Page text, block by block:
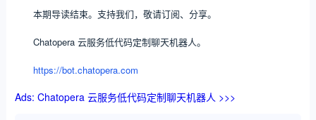
本期导读结束。支持我们，敬请订阅、分享。
Chatopera 云服务低代码定制聊天机器人。
https://bot.chatopera.com
Ads: Chatopera 云服务低代码定制聊天机器人 >>>